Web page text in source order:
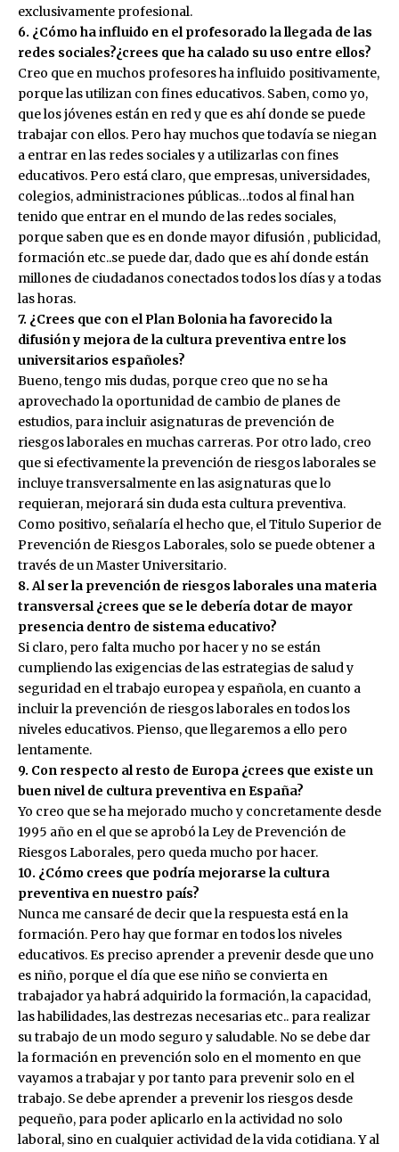
exclusivamente profesional.
6. ¿Cómo ha influido en el profesorado la llegada de las
redes sociales?¿crees que ha calado su uso entre ellos?
Creo que en muchos profesores ha influido positivamente,
porque las utilizan con fines educativos. Saben, como yo,
que los jóvenes están en red y que es ahí donde se puede
trabajar con ellos. Pero hay muchos que todavía se niegan
a entrar en las redes sociales y a utilizarlas con fines
educativos. Pero está claro, que empresas, universidades,
colegios, administraciones públicas…todos al final han
tenido que entrar en el mundo de las redes sociales,
porque saben que es en donde mayor difusión , publicidad,
formación etc..se puede dar, dado que es ahí donde están
millones de ciudadanos conectados todos los días y a todas
las horas.
7. ¿Crees que con el Plan Bolonia ha favorecido la
difusión y mejora de la cultura preventiva entre los
universitarios españoles?
Bueno, tengo mis dudas, porque creo que no se ha
aprovechado la oportunidad de cambio de planes de
estudios, para incluir asignaturas de prevención de
riesgos laborales en muchas carreras. Por otro lado, creo
que si efectivamente la prevención de riesgos laborales se
incluye transversalmente en las asignaturas que lo
requieran, mejorará sin duda esta cultura preventiva.
Como positivo, señalaría el hecho que, el Titulo Superior de
Prevención de Riesgos Laborales, solo se puede obtener a
través de un Master Universitario.
8. Al ser la prevención de riesgos laborales una materia
transversal ¿crees que se le debería dotar de mayor
presencia dentro de sistema educativo?
Si claro, pero falta mucho por hacer y no se están
cumpliendo las exigencias de las estrategias de salud y
seguridad en el trabajo europea y española, en cuanto a
incluir la prevención de riesgos laborales en todos los
niveles educativos. Pienso, que llegaremos a ello pero
lentamente.
9. Con respecto al resto de Europa ¿crees que existe un
buen nivel de cultura preventiva en España?
Yo creo que se ha mejorado mucho y concretamente desde
1995 año en el que se aprobó la Ley de Prevención de
Riesgos Laborales, pero queda mucho por hacer.
10. ¿Cómo crees que podría mejorarse la cultura
preventiva en nuestro país?
Nunca me cansaré de decir que la respuesta está en la
formación. Pero hay que formar en todos los niveles
educativos. Es preciso aprender a prevenir desde que uno
es niño, porque el día que ese niño se convierta en
trabajador ya habrá adquirido la formación, la capacidad,
las habilidades, las destrezas necesarias etc.. para realizar
su trabajo de un modo seguro y saludable. No se debe dar
la formación en prevención solo en el momento en que
vayamos a trabajar y por tanto para prevenir solo en el
trabajo. Se debe aprender a prevenir los riesgos desde
pequeño, para poder aplicarlo en la actividad no solo
laboral, sino en cualquier actividad de la vida cotidiana. Y al